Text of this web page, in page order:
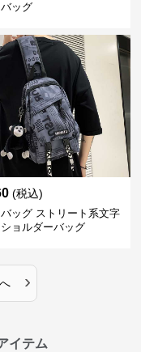
ッグ
(税込)
ッグ ストリート系文字
ョルダーバッグ
›
イテム